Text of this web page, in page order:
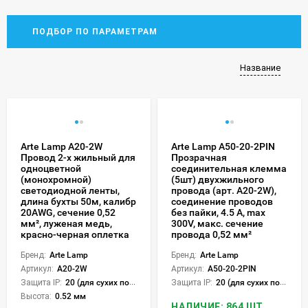
ПОДБОР ПО ПАРАМЕТРАМ
Название
Arte Lamp A20-2W
Провод 2-х жильный для
одноцветной
(монохромной)
светодиодной ленты,
длина бухты 50м, калибр
20AWG, сечение 0,52
мм², луженая медь,
красно-черная оплетка
Бренд: Arte Lamp
Артикул: A20-2W
Защита IP: 20 (для сухих пом.)
Высота: 0.52 мм
Arte Lamp A50-20-2PIN
Прозрачная
соединительная клемма
(5шт) двухжильного
провода (арт. A20-2W),
соединение проводов
без пайки, 4.5 А, max
300V, макс. сечение
провода 0,52 мм²
Бренд: Arte Lamp
Артикул: A50-20-2PIN
Защита IP: 20 (для сухих пом.)